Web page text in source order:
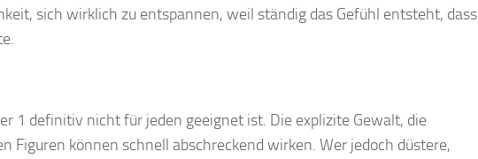
sich wirklich zu entspannen, weil ständig das Gefühl entsteht, dass
1 definitiv nicht für jeden geeignet ist. Die explizite Gewalt, die
Figuren können schnell abschreckend wirken. Wer jedoch düstere,